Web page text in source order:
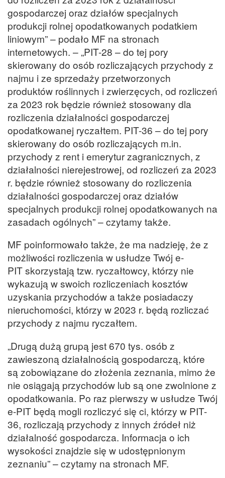
gospodarczej oraz działów specjalnych
produkcji rolnej opodatkowanych podatkiem
liniowym” – podało MF na stronach
internetowych. – „PIT-28 – do tej pory
skierowany do osób rozliczających przychody z
najmu i ze sprzedaży przetworzonych
produktów roślinnych i zwierzęcych, od rozliczeń
za 2023 rok będzie również stosowany dla
rozliczenia działalności gospodarczej
opodatkowanej ryczałtem. PIT-36 – do tej pory
skierowany do osób rozliczających m.in.
przychody z rent i emerytur zagranicznych, z
działalności nierejestrowej, od rozliczeń za 2023
r. będzie również stosowany do rozliczenia
działalności gospodarczej oraz działów
specjalnych produkcji rolnej opodatkowanych na
zasadach ogólnych” – czytamy także.
MF poinformowało także, że ma nadzieję, że z
możliwości rozliczenia w usłudze Twój e-
PIT skorzystają tzw. ryczałtowcy, którzy nie
wykazują w swoich rozliczeniach kosztów
uzyskania przychodów a także posiadaczy
nieruchomości, którzy w 2023 r. będą rozliczać
przychody z najmu ryczałtem.
„Drugą dużą grupą jest 670 tys. osób z
zawieszoną działalnością gospodarczą, które
są zobowiązane do złożenia zeznania, mimo że
nie osiągają przychodów lub są one zwolnione z
opodatkowania. Po raz pierwszy w usłudze Twój
e-PIT będą mogli rozliczyć się ci, którzy w PIT-
36, rozliczają przychody z innych źródeł niż
działalność gospodarcza. Informacja o ich
wysokości znajdzie się w udostępnionym
zeznaniu” – czytamy na stronach MF.